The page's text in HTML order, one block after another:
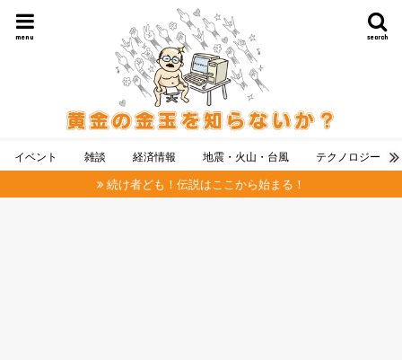
search
menu
イベント 雑談 経済情報 地震・火山・台風 テクノロジー
続け者ども！伝説はここから始まる！